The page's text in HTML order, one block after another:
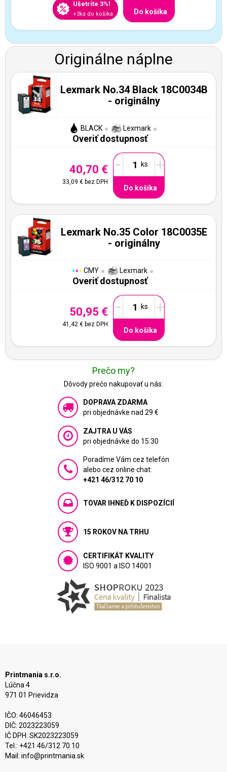
Ušetríte 3%!
+3ks do košíka Do košíka
Originálne náplne
Lexmark No.34 Black 18C0034B
- originálny
BLACK Lexmark
Overiť dostupnosť
40,70 €
33,09 € bez DPH
- +
Do košíka
Lexmark No.35 Color 18C0035E
- originálny
CMY Lexmark
Overiť dostupnosť
50,95 €
41,42 € bez DPH
- +
Do košíka
Prečo my?
Dôvody prečo nakupovať u nás:
DOPRAVA ZDARMA
pri objednávke nad 29 €
ZAJTRA U VÁS
pri objednávke do 15:30
Poradíme Vám cez telefón
alebo cez online chat:
+421 46/312 70 10
TOVAR IHNEĎ K DISPOZÍCIÍ
15 ROKOV NA TRHU
CERTIFIKÁT KVALITY
ISO 9001 a ISO 14001
Printmania s.r.o.
Lúčna 4
971 01 Prievidza
IČO: 46046453
DIČ: 2023223059
IČ DPH: SK2023223059
Tel.: +421 46/312 70 10
Mail: info@printmania.sk